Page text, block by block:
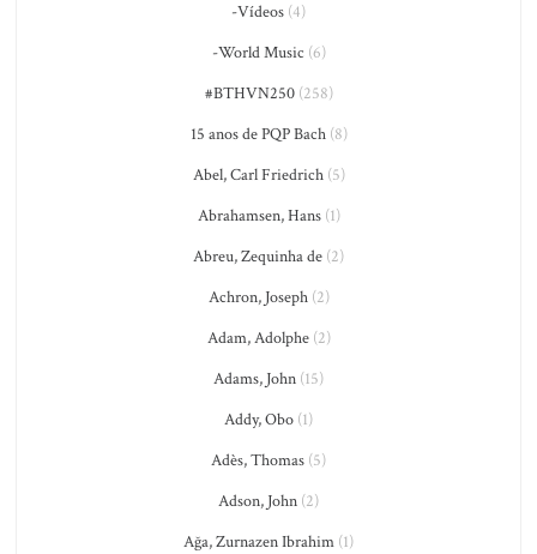
-Vídeos (4)
-World Music (6)
#BTHVN250(258)
15 anos de PQP Bach(8)
Abel, Carl Friedrich(5)
Abrahamsen, Hans(1)
Abreu, Zequinha de (2)
Achron, Joseph(2)
Adam, Adolphe(2)
Adams, John (15)
Addy, Obo (1)
Adès, Thomas (5)
Adson, John (2)
Ağa, Zurnazen Ibrahim (1)